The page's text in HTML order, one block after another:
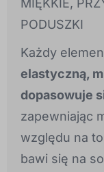
MIĘKKIE,
PODUSZKI
Każdy
elastyczną,
dopasowuje
zapewniając
względu na
bawi się na